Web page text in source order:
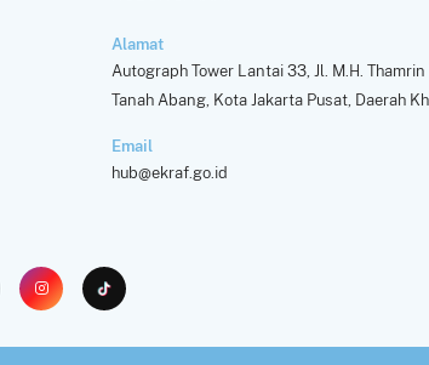
Alamat
Autograph Tower Lantai 33, Jl. M.H.
Tanah Abang, Kota Jakarta Pusat, Daerah
Email
hub@ekraf.go.id